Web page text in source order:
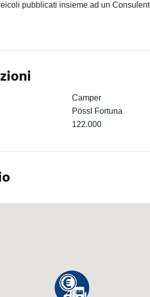
pubblicati insieme ad un
Camper
Pössl Fortuna
122.000